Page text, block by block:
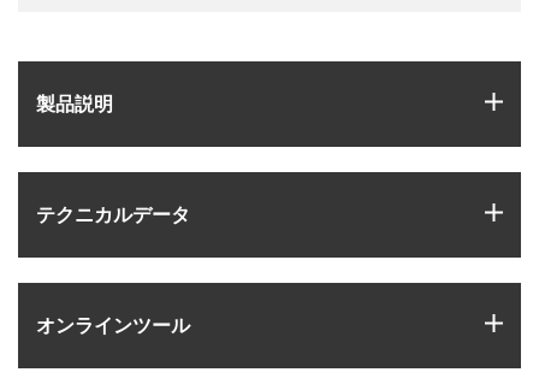
製品説明
テクニカルデータ
オンラインツール